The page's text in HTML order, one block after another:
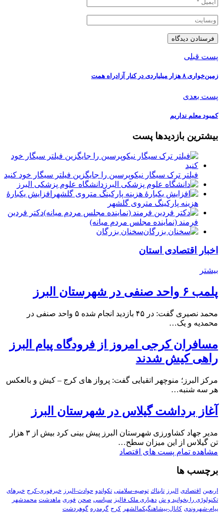
پست قبلی
️زمین‌خواری ۸ هزار میلیاردی در کنار آزادراه همت
پست بعدی
کمبود معلم نداریم
بیشترین بازدیدها پست
فیلتر ترک سیگار نیکوپرسین را جایگزین فیلتر سیگار خود کنید
دانشگاه علوم پزشکی البرز
افزایش یکبارۀ
هزینه پارکینگ متروی گلشهر
دكتر فردين
فرمند (نماينده مجلس مردم میانه)
سخنان بزرگان
اخبار اقتصادی استان
بیشتر
پلمب ۶ واحد صنفی در شهرستان البرز
محمد نصیری گفت: در ۴۵ بازدید انجام شده ۵ واحد صنفی در
محمدیه و یک…
مسافران کرجی امروز از فرودگاه پیام البرز
راهی کیش شدند
مرکز البرز؛ منوچهر اتقیایی گفت: پرواز های کرج – کیش و بالعکس
هر سه شنبه…
آغاز برداشت گیلاس در شهرستان البرز
مدیر جهاد کشاورزی شهرستان البرز پیش بینی کرد بیش از ۳ هزار
تن گیلاس از این میزان سطح…
مشاهده تمام پست های اقتصاد
برچسب ها
اربعین اقتصادی البرز تابناك توصیه-سلامتی تکواندو حوادث-البرز خبرفوری-کرج خبرهای
تکنولوڑی را بخوانید و ش دهیاری ملک فالیز سیاسی صحن فوری ماهدشت محمدشهر
پیام-شهروندی کانال-پیشاهنگیکمالشهر کرج گرمدره گوهردشت